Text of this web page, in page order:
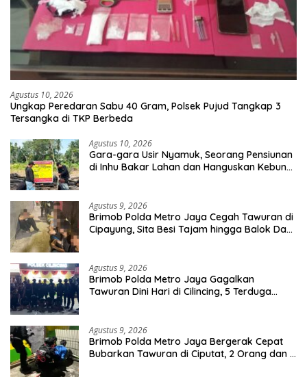
Agustus 10, 2026
Ungkap Peredaran Sabu 40 Gram, Polsek Pujud Tangkap 3
Tersangka di TKP Berbeda
Agustus 10, 2026
Gara-gara Usir Nyamuk, Seorang Pensiunan
di Inhu Bakar Lahan dan Hanguskan Kebun
Agustus 9, 2026
Brimob Polda Metro Jaya Cegah Tawuran di
Cipayung, Sita Besi Tajam hingga Balok Dan
Agustus 9, 2026
Brimob Polda Metro Jaya Gagalkan
Tawuran Dini Hari di Cilincing, 5 Terduga
Agustus 9, 2026
Brimob Polda Metro Jaya Bergerak Cepat
Bubarkan Tawuran di Ciputat, 2 Orang dan 3